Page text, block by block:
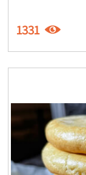
1331